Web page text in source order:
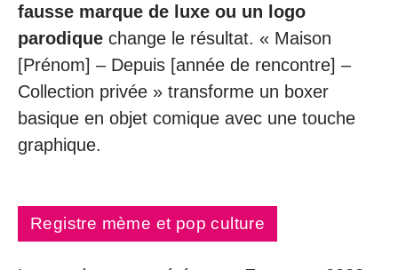
fausse marque de luxe ou un logo
parodique change le résultat. « Maison
[Prénom] – Depuis [année de rencontre] –
Collection privée » transforme un boxer
basique en objet comique avec une touche
graphique.
Registre mème et pop culture